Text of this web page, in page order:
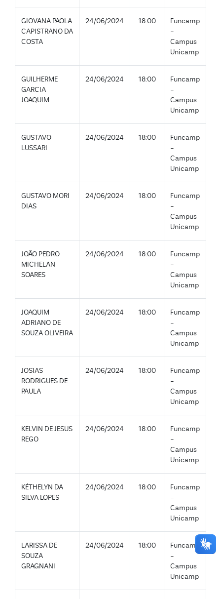
GIOVANA PAOLA
CAPISTRANO DA
COSTA
24/06/2024 18:00
Funcamp
-
Campus
Unicamp
GUILHERME
GARCIA
JOAQUIM
24/06/2024 18:00
Funcamp
-
Campus
Unicamp
GUSTAVO
LUSSARI
24/06/2024 18:00
Funcamp
-
Campus
Unicamp
GUSTAVO MORI
DIAS
24/06/2024 18:00
Funcamp
-
Campus
Unicamp
JOÃO PEDRO
MICHELAN
SOARES
24/06/2024 18:00
Funcamp
-
Campus
Unicamp
JOAQUIM
ADRIANO DE
SOUZA OLIVEIRA
24/06/2024 18:00
Funcamp
-
Campus
Unicamp
JOSIAS
RODRIGUES DE
PAULA
24/06/2024 18:00
Funcamp
-
Campus
Unicamp
KELVIN DE JESUS
REGO
24/06/2024 18:00
Funcamp
-
Campus
Unicamp
KÉTHELYN DA
SILVA LOPES
24/06/2024 18:00
Funcamp
-
Campus
Unicamp
LARISSA DE
SOUZA
GRAGNANI
24/06/2024 18:00
Funcamp
-
Campus
Unicamp